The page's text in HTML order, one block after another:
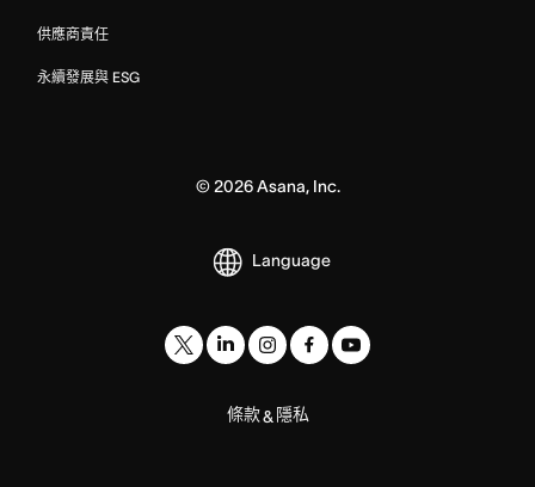
供應商責任
永續發展與 ESG
© 2026Asana, Inc.
Language
條款& 隱私